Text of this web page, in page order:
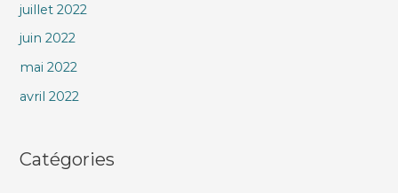
juillet 2022
juin 2022
mai 2022
avril 2022
Catégories